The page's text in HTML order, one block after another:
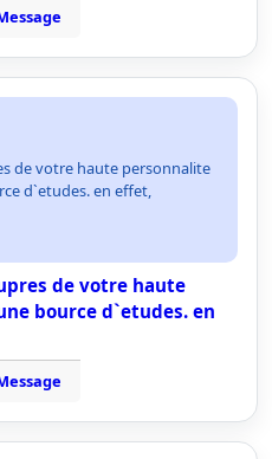
de votre haute personnalite
d`etudes. en effet,
de votre haute
bource d`etudes. en